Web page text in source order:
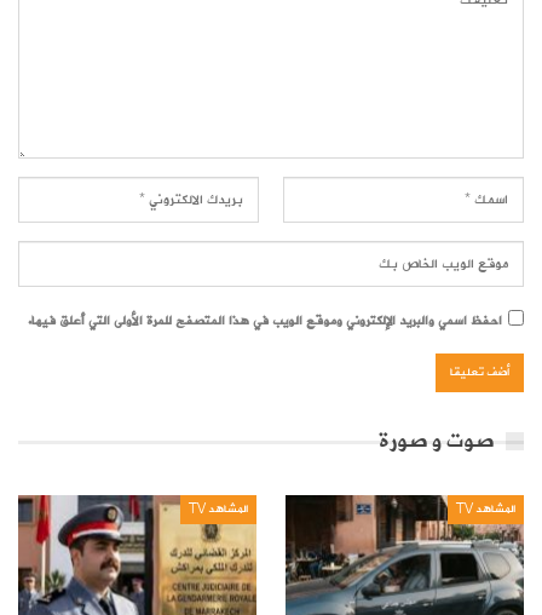
احفظ اسمي والبريد الإلكتروني وموقع الويب في هذا المتصفح للمرة الأولى التي أعلق فيها.
صوت و صورة
المشاهد TV المشاهد TV